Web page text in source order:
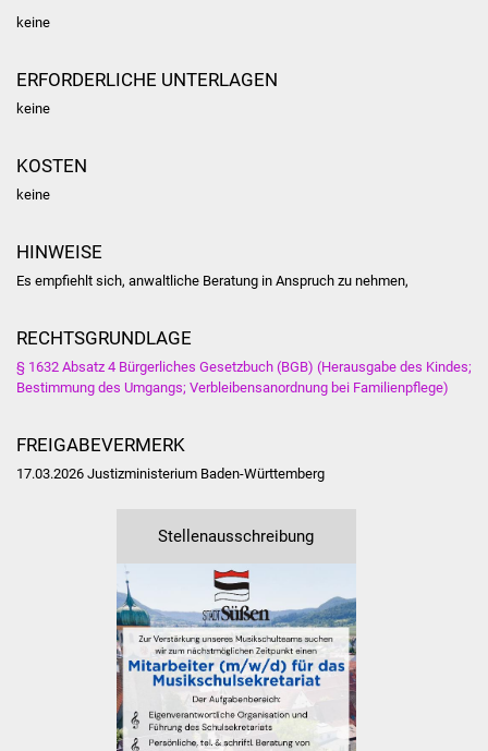
Stadtwerke
Gesundheit und Notfall
Ärzte und Apotheken
Pflege von Angehörigen
Hitzewarnung / UV-
Index
keine
ERFORDERLICHE UNTERLAGEN
keine
KOSTEN
keine
HINWEISE
Es empfiehlt sich, anwaltliche Beratung in Anspruch zu nehmen,
RECHTSGRUNDLAGE
§ 1632 Absatz 4 Bürgerliches Gesetzbuch (BGB) (Herausgabe des Kindes;
Bestimmung des Umgangs; Verbleibensanordnung bei Familienpflege)
FREIGABEVERMERK
17.03.2026 Justizministerium Baden-Württemberg
Stellenausschreibung